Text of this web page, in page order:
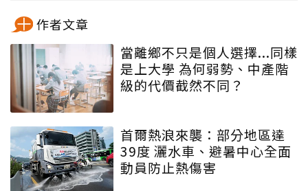
作者文章
當離鄉不只是個人選擇...同樣
是上大學 為何弱勢、中產階
級的代價截然不同？
首爾熱浪來襲：部分地區達
39度 灑水車、避暑中心全面
動員防止熱傷害